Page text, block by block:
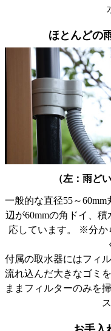
させたかったので
てもう
・上記を意図して
とより色んなニー
ます。(雨水タンク
ができるかが選び
・デザインはとて
きにもよりミート
ればもっ
・満足
ほとんどの
（左：雨
一般的な直径55～
辺が60mmの角ドイ、
応しています。 ※分か
付属の取水器にはフィ
流れ込んだ大きなゴミ
ままフィルターのみを